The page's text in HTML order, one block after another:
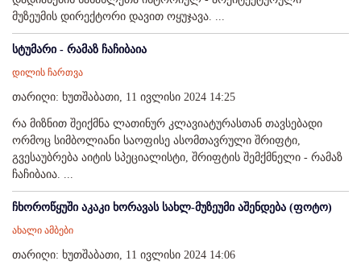
მუზეუმის დირექტორი დავით ოყუჯავა. ...
სტუმარი - რამაზ ჩაჩიბაია
დილის ჩართვა
თარიღი: ხუთშაბათი, 11 ივლისი 2024 14:25
რა მიზნით შეიქმნა ლათინურ კლავიატურასთან თავსებადი
ორმოც სიმბოლიანი საოფისე ასომთავრული შრიფტი,
გვესაუბრება აიტის სპეციალისტი, შრიფტის შემქმნელი - რამაზ
ჩაჩიბაია. ...
ჩხოროწყუში აკაკი ხორავას სახლ-მუზეუმი აშენდება (ფოტო)
ახალი ამბები
თარიღი: ხუთშაბათი, 11 ივლისი 2024 14:06